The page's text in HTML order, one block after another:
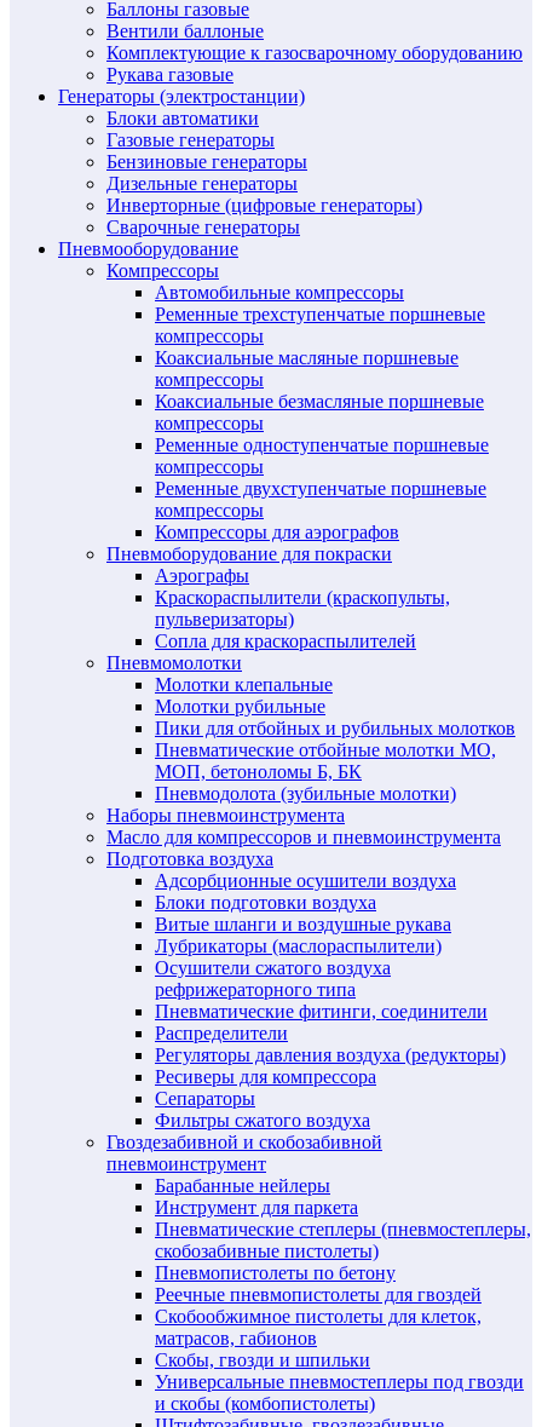
Баллоны газовые
Вентили баллоные
Комплектующие к газосварочному оборудованию
Рукава газовые
Генераторы (электростанции)
Блоки автоматики
Газовые генераторы
Бензиновые генераторы
Дизельные генераторы
Инверторные (цифровые генераторы)
Сварочные генераторы
Пневмооборудование
Компрессоры
Автомобильные компрессоры
Ременные трехступенчатые поршневые
компрессоры
Коаксиальные масляные поршневые
компрессоры
Коаксиальные безмасляные поршневые
компрессоры
Ременные одноступенчатые поршневые
компрессоры
Ременные двухступенчатые поршневые
компрессоры
Компрессоры для аэрографов
Пневмоборудование для покраски
Аэрографы
Краскораспылители (краскопульты,
пульверизаторы)
Сопла для краскораспылителей
Пневмомолотки
Молотки клепальные
Молотки рубильные
Пики для отбойных и рубильных молотков
Пневматические отбойные молотки МО,
МОП, бетоноломы Б, БК
Пневмодолота (зубильные молотки)
Наборы пневмоинструмента
Масло для компрессоров и пневмоинструмента
Подготовка воздуха
Адсорбционные осушители воздуха
Блоки подготовки воздуха
Витые шланги и воздушные рукава
Лубрикаторы (маслораспылители)
Осушители сжатого воздуха
рефрижераторного типа
Пневматические фитинги, соединители
Распределители
Регуляторы давления воздуха (редукторы)
Ресиверы для компрессора
Сепараторы
Фильтры сжатого воздуха
Гвоздезабивной и скобозабивной
пневмоинструмент
Барабанные нейлеры
Инструмент для паркета
Пневматические степлеры (пневмостеплеры,
скобозабивные пистолеты)
Пневмопистолеты по бетону
Реечные пневмопистолеты для гвоздей
Скобообжимное пистолеты для клеток,
матрасов, габионов
Скобы, гвозди и шпильки
Универсальные пневмостеплеры под гвозди
и скобы (комбопистолеты)